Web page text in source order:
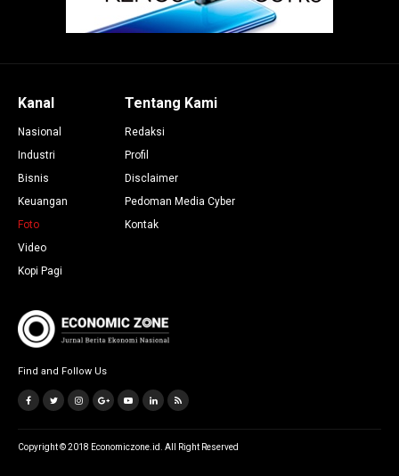
Kanal
Nasional
Industri
Bisnis
Keuangan
Foto
Video
Kopi Pagi
Tentang Kami
Redaksi
Profil
Disclaimer
Pedoman Media Cyber
Kontak
Find and Follow Us
Copyright © 2018 Economiczone.id. All Right Reserved